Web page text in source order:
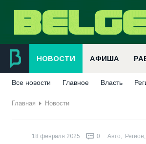
НОВОСТИ АФИША
Все новости Главное Власть
Главная Новости
18 февраля 2025 0 Авто, Регион,